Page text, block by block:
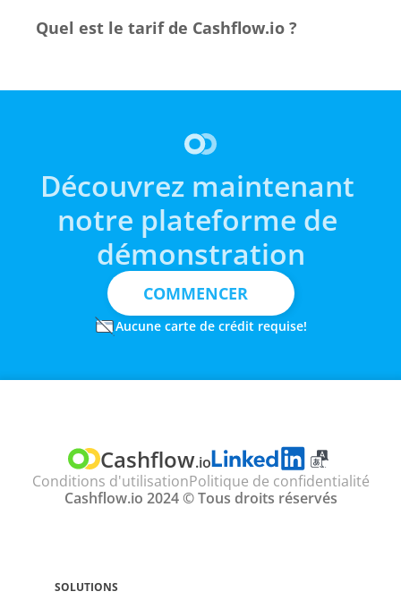
Quel est le tarif de Cashflow.io ?
Découvrez maintenant
notre plateforme de
démonstration
COMMENCER
Aucune carte de crédit requise!
SOLUTIONS
Cashflow.io
TRADUIRE
Select Language
Conditions d'utilisationPolitique de confidentialité
Cashflow.io 2024 © Tous droits réservés